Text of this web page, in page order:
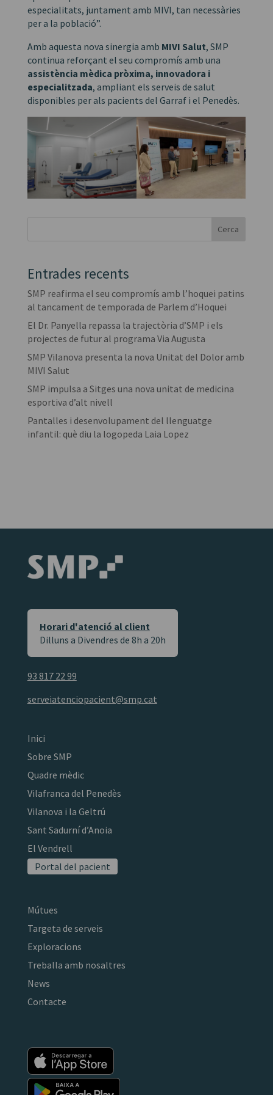
especialitats, juntament amb MIVI, tan necessàries
per a la població”.
Amb aquesta nova sinergia amb MIVI Salut, SMP
continua reforçant el seu compromís amb una
assistència mèdica pròxima, innovadora i
especialitzada, ampliant els serveis de salut
disponibles per als pacients del Garraf i el Penedès.
Cerca
Entrades recents
SMP reafirma el seu compromís amb l’hoquei patins
al tancament de temporada de Parlem d’Hoquei
El Dr. Panyella repassa la trajectòria d’SMP i els
projectes de futur al programa Via Augusta
SMP Vilanova presenta la nova Unitat del Dolor amb
MIVI Salut
SMP impulsa a Sitges una nova unitat de medicina
esportiva d’alt nivell
Pantalles i desenvolupament del llenguatge
infantil: què diu la logopeda Laia Lopez
Horari d'atenció al client
Dilluns a Divendres de 8h a 20h
93 817 22 99
serveiatenciopacient@smp.cat
Inici
Sobre SMP
Quadre mèdic
Vilafranca del Penedès
Vilanova i la Geltrú
Sant Sadurní d’Anoia
El Vendrell
Portal del pacient
Mútues
Targeta de serveis
Exploracions
Treballa amb nosaltres
News
Contacte